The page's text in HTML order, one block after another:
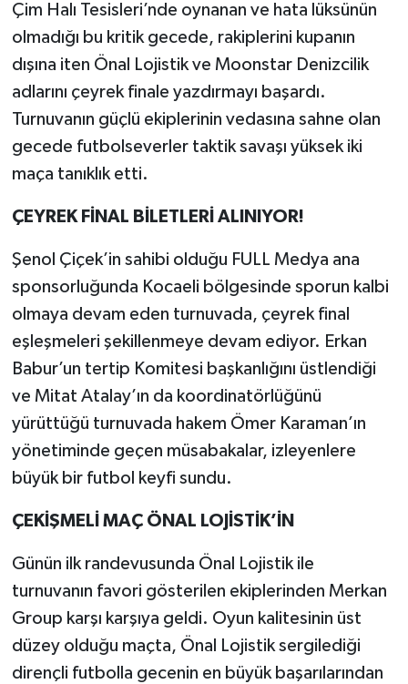
Çim Halı Tesisleri’nde oynanan ve hata lüksünün
olmadığı bu kritik gecede, rakiplerini kupanın
dışına iten Önal Lojistik ve Moonstar Denizcilik
adlarını çeyrek finale yazdırmayı başardı.
Turnuvanın güçlü ekiplerinin vedasına sahne olan
gecede futbolseverler taktik savaşı yüksek iki
maça tanıklık etti.
ÇEYREK FİNAL BİLETLERİ ALINIYOR!
Şenol Çiçek’in sahibi olduğu FULL Medya ana
sponsorluğunda Kocaeli bölgesinde sporun kalbi
olmaya devam eden turnuvada, çeyrek final
eşleşmeleri şekillenmeye devam ediyor. Erkan
Babur’un tertip Komitesi başkanlığını üstlendiği
ve Mitat Atalay’ın da koordinatörlüğünü
yürüttüğü turnuvada hakem Ömer Karaman’ın
yönetiminde geçen müsabakalar, izleyenlere
büyük bir futbol keyfi sundu.
ÇEKİŞMELİ MAÇ ÖNAL LOJİSTİK’İN
Günün ilk randevusunda Önal Lojistik ile
turnuvanın favori gösterilen ekiplerinden Merkan
Group karşı karşıya geldi. Oyun kalitesinin üst
düzey olduğu maçta, Önal Lojistik sergilediği
dirençli futbolla gecenin en büyük başarılarından